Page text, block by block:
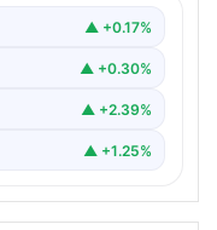
çalışılan
▲ +0.17%
▲ +0.30%
▲ +2.39%
▲ +1.25%